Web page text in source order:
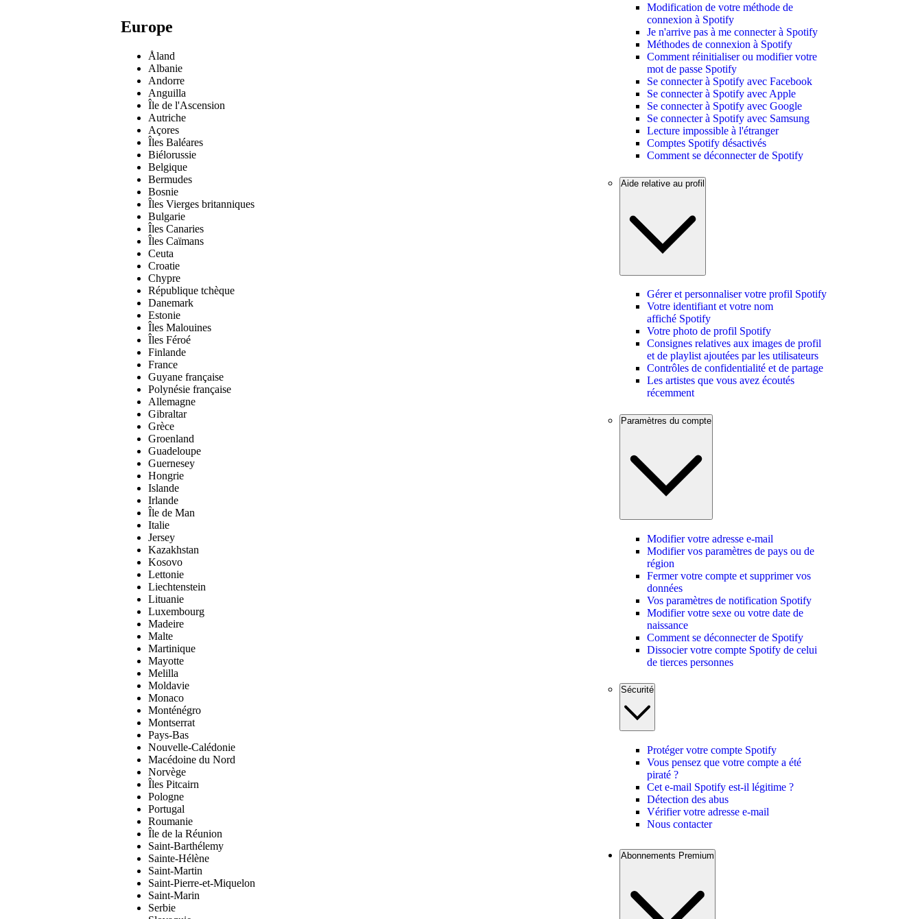
Europe
Åland
Albanie
Andorre
Anguilla
Île de l'Ascension
Autriche
Açores
Îles Baléares
Biélorussie
Belgique
Bermudes
Bosnie
Îles Vierges britanniques
Bulgarie
Îles Canaries
Îles Caïmans
Ceuta
Croatie
Chypre
République tchèque
Danemark
Estonie
Îles Malouines
Îles Féroé
Finlande
France
Guyane française
Polynésie française
Allemagne
Gibraltar
Grèce
Groenland
Guadeloupe
Guernesey
Hongrie
Islande
Irlande
Île de Man
Italie
Jersey
Kazakhstan
Kosovo
Lettonie
Liechtenstein
Lituanie
Luxembourg
Madeire
Malte
Martinique
Mayotte
Melilla
Moldavie
Monaco
Monténégro
Montserrat
Pays-Bas
Nouvelle-Calédonie
Macédoine du Nord
Norvège
Îles Pitcairn
Pologne
Portugal
Roumanie
Île de la Réunion
Saint-Barthélemy
Sainte-Hélène
Saint-Martin
Saint-Pierre-et-Miquelon
Saint-Marin
Serbie
Modification de votre méthode de
connexion à Spotify
Je n'arrive pas à me connecter à Spotify
Méthodes de connexion à Spotify
Comment réinitialiser ou modifier votre
mot de passe Spotify
Se connecter à Spotify avec Facebook
Se connecter à Spotify avec Apple
Se connecter à Spotify avec Google
Se connecter à Spotify avec Samsung
Lecture impossible à l'étranger
Comptes Spotify désactivés
Comment se déconnecter de Spotify
Aide relative au profil
Gérer et personnaliser votre profil Spotify
Votre identifiant et votre nom
affiché Spotify
Votre photo de profil Spotify
Consignes relatives aux images de profil
et de playlist ajoutées par les utilisateurs
Contrôles de confidentialité et de partage
Les artistes que vous avez écoutés
récemment
Paramètres du compte
Modifier votre adresse e-mail
Modifier vos paramètres de pays ou de
région
Fermer votre compte et supprimer vos
données
Vos paramètres de notification Spotify
Modifier votre sexe ou votre date de
naissance
Comment se déconnecter de Spotify
Dissocier votre compte Spotify de celui
de tierces personnes
Sécurité
Protéger votre compte Spotify
Vous pensez que votre compte a été
piraté ?
Cet e-mail Spotify est-il légitime ?
Détection des abus
Vérifier votre adresse e-mail
Nous contacter
Abonnements Premium